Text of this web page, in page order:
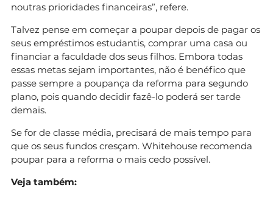
noutras prioridades financeiras”, refere.
Talvez pense em começar a poupar depois de pagar os
seus empréstimos estudantis, comprar uma casa ou
financiar a faculdade dos seus filhos. Embora todas
essas metas sejam importantes, não é benéfico que
passe sempre a poupança da reforma para segundo
plano, pois quando decidir fazê-lo poderá ser tarde
demais.
Se for de classe média, precisará de mais tempo para
que os seus fundos cresçam. Whitehouse recomenda
poupar para a reforma o mais cedo possível.
Veja também: